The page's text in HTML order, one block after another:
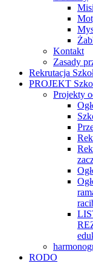
Kontakt
Zasady
Rekrutacja
PROJEKT
Projekty
RODO